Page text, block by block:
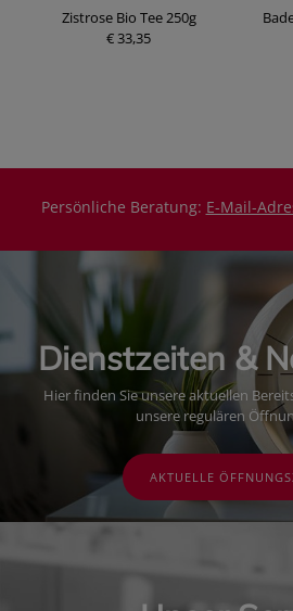
Zistrose Bio Tee 250g
€ 33,35
Persönliche Beratung: E-Mail-
Dienstzeiten &
Hier finden Sie unsere aktuellen
unsere regulären
AKTUELLE